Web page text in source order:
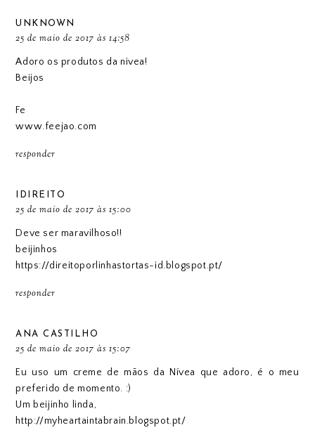
UNKNOWN
25 de maio de 2017 às 14:58
Adoro os produtos da nivea!
Beijos
Fe
www.feejao.com
responder
IDIREITO
25 de maio de 2017 às 15:00
Deve ser maravilhoso!!
beijinhos
https://direitoporlinhastortas-id.blogspot.pt/
responder
ANA CASTILHO
25 de maio de 2017 às 15:07
Eu uso um creme de mãos da Nívea que adoro, é o meu
preferido de momento. :)
Um beijinho linda,
http://myheartaintabrain.blogspot.pt/